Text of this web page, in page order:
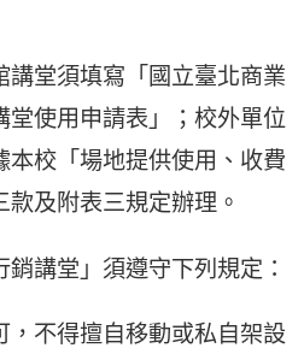
講堂須填寫「國立臺北商業
堂使用申請表」；校外單位
本校「場地提供使用、收費
及附表三規定辦理。
講堂」須遵守下列規定：
，不得擅自移動或私自架設